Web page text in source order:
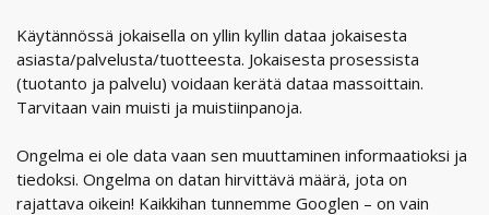
Käytännössä jokaisella on yllin kyllin dataa jokaisesta
asiasta/palvelusta/tuotteesta. Jokaisesta prosessista
(tuotanto ja palvelu) voidaan kerätä dataa massoittain.
Tarvitaan vain muisti ja muistiinpanoja.
Ongelma ei ole data vaan sen muuttaminen informaatioksi ja
tiedoksi. Ongelma on datan hirvittävä määrä, jota on
rajattava oikein! Kaikkihan tunnemme Googlen – on vain